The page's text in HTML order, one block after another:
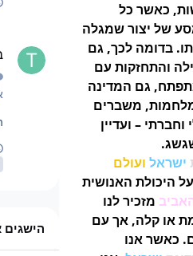
כאשר כל
של יצור שמגלה
בדומה לכך, גם
והתחזקות עם
גם המדינה
משברים
וחברתי – ועדיין
.
ישראל ועולם
היכולת האנושית
מזכיר לנו
או קלה, אך עם
כאשר אנו
הישגים